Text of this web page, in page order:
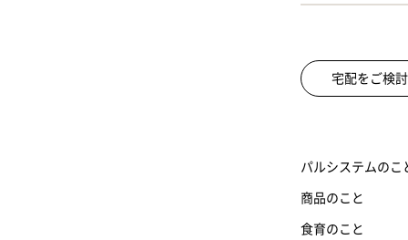
宅配をご検
パルシステムのこ
商品のこと
食育のこと